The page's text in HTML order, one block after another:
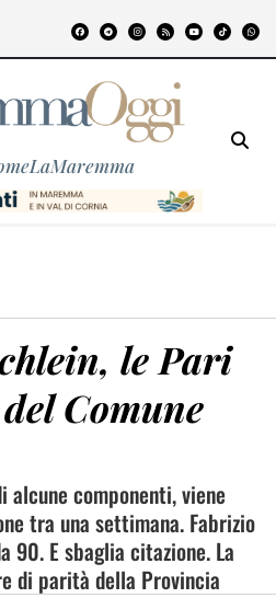
le Pari
Comune
componenti, viene
tra una settimana. Fabrizio
90. E sbaglia citazione. La
di parità della Provincia